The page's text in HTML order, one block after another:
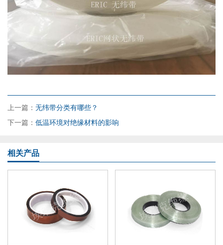
上一篇： 无纬带分类有哪些？
下一篇： 低温环境对绝缘材料的影响
相关产品